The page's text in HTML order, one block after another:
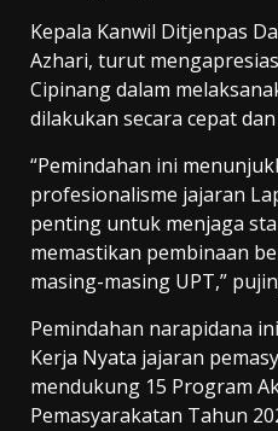
Kepala Kanwil Ditjenpas
Azhari, turut
Cipinang dalam
dilakukan secara cepat
“Pemindahan ini
profesionalisme jajaran
penting untuk menjaga
memastikan pembinaan
masing-masing UPT,”
Pemindahan narapidana
Kerja Nyata jajaran
mendukung 15 Program
Pemasyarakatan Tahun